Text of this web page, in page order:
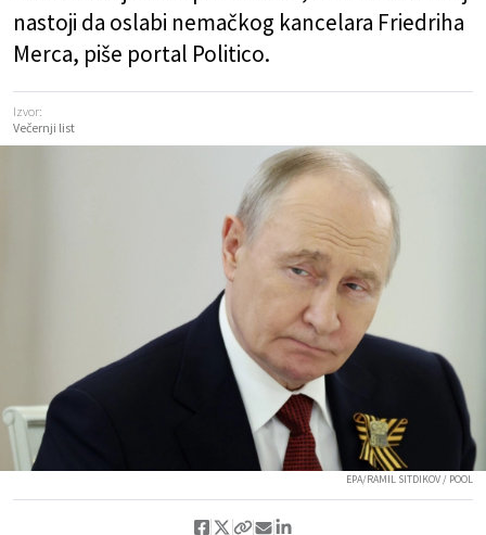
nastoji da oslabi nemačkog kancelara Friedriha
Merca, piše portal Politico.
Izvor:
Večernji list
EPA/RAMIL SITDIKOV / POOL